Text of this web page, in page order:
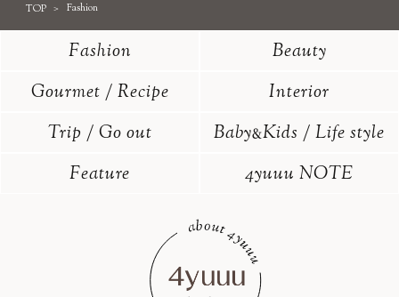
TOP Fashion
Fashion
Beauty
Gourmet / Recipe
Interior
Trip / Go out
Baby&Kids / Life style
Feature
4yuuu NOTE